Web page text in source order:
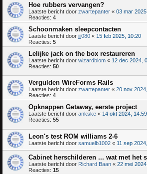
Hoe rubbers vervangen?
Laatste bericht door zwartepanter « 03 mar
Reacties: 4
Schoonmaken sleepcontacten
Laatste bericht door jjj080 « 15 feb 2025, 10:20
Reacties: 5
Lelijke jack on the box restaureren
Laatste bericht door wizardblom « 12 dec 2024,
Reacties: 50
Vergulden WireForms Rails
Laatste bericht door zwartepanter « 20 nov
Reacties: 4
Opknappen Getaway, eerste project
Laatste bericht door ankske « 14 okt 2024, 14:59
Reacties: 55
Leon's test ROM williams 2-6
Laatste bericht door samuelb1002 « 11 sep
Cabinet herschilderen ... wat met het
Laatste bericht door Richard Baan « 22 mei
Reacties: 15